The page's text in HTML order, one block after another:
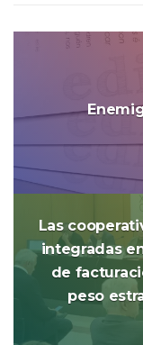
Las
integradas
de
peso